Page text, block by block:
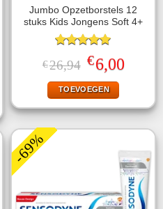
Jumbo Opzetborstels 12
stuks Kids Jongens Soft 4+
Gewaardeerd
5.00uit 5
€26,94 Oorspronkelijke
prijs
was:
€26,94.
€6,00Huidige
prijs
TOEVOEGEN
-69%